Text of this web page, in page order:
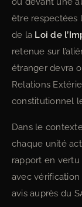
être respectées
de la Loi de
retenue sur
étranger devra
Relations
constitutionnel
Dans le
chaque unité
rapport en vertu
avec
avis auprès du